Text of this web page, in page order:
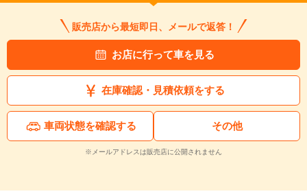
販売店から最短即日、メールで返答！
お店に行って車を見る
在庫確認・見積依頼をする
車両状態を確認する その他
※メールアドレスは販売店に公開されません